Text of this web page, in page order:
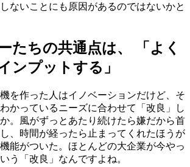
ないことにも原因があるのではないかと
たちの共通点は、 「よく
ンプットする」
を作った人はイノベーションだけど、そ
かっているニーズに合わせて「改良」し
。風がずっとあたり続けたら嫌だから首
、時間が経ったら止まってくれたほうが
能がついた。ほとんどの大企業が今やっ
う「改良」なんですよね。